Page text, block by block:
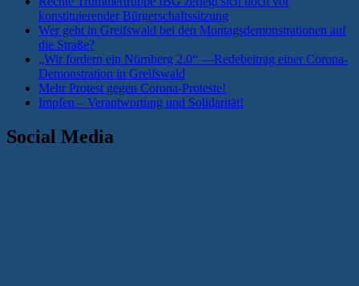
konstituierender Bürgerschaftssitzung
Wer geht in Greifswald bei den Montagsdemonstrationen auf
die Straße?
„Wir fordern ein Nürnberg 2.0“ —Redebeitrag einer Corona-
Demonstration in Greifswald
Mehr Protest gegen Corona-Proteste!
Impfen – Verantwortung und Solidarität!
Social Media